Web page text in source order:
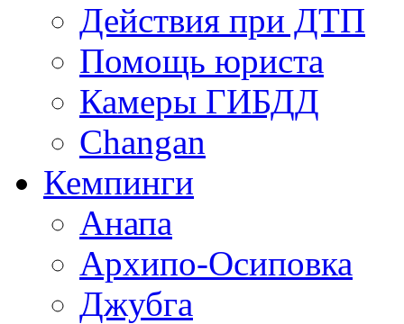
Действия при ДТП
Помощь юриста
Камеры ГИБДД
Сhangan
Кемпинги
Анапа
Архипо-Осиповка
Джубга